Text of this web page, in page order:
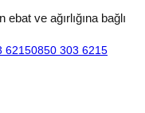
ve ağırlığına bağlı
62150850 303 6215